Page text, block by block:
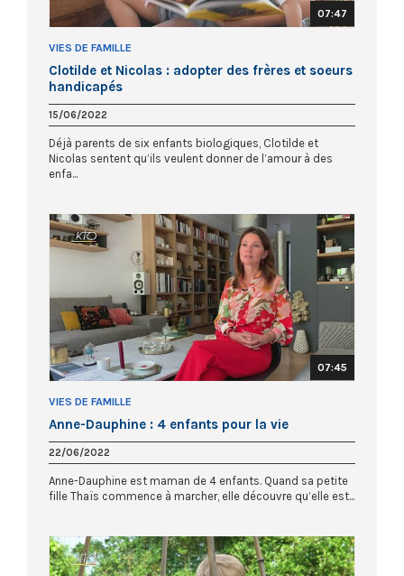
07:47
VIES DE FAMILLE
Clotilde et Nicolas : adopter des frères et soeurs
handicapés
15/06/2022
Déjà parents de six enfants biologiques, Clotilde et
Nicolas sentent qu’ils veulent donner de l’amour à des
enfa...
07:45
VIES DE FAMILLE
Anne-Dauphine : 4 enfants pour la vie
22/06/2022
Anne-Dauphine est maman de 4 enfants. Quand sa petite
fille Thaïs commence à marcher, elle découvre qu’elle est...